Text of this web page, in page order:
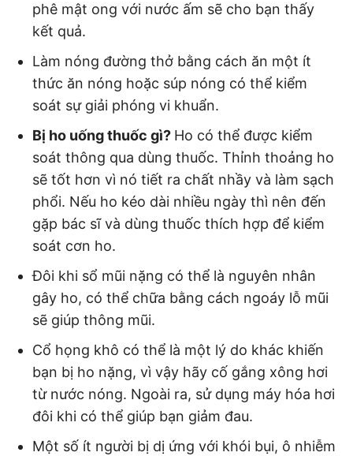
phê mật ong với nước ấm sẽ cho bạn thấy
kết quả.
Làm nóng đường thở bằng cách ăn một ít
thức ăn nóng hoặc súp nóng có thể kiểm
soát sự giải phóng vi khuẩn.
Bị ho uống thuốc gì? Ho có thể được kiểm
soát thông qua dùng thuốc. Thỉnh thoảng ho
sẽ tốt hơn vì nó tiết ra chất nhầy và làm sạch
phổi. Nếu ho kéo dài nhiều ngày thì nên đến
gặp bác sĩ và dùng thuốc thích hợp để kiểm
soát cơn ho.
Đôi khi sổ mũi nặng có thể là nguyên nhân
gây ho, có thể chữa bằng cách ngoáy lỗ mũi
sẽ giúp thông mũi.
Cổ họng khô có thể là một lý do khác khiến
bạn bị ho nặng, vì vậy hãy cố gắng xông hơi
từ nước nóng. Ngoài ra, sử dụng máy hóa hơi
đôi khi có thể giúp bạn giảm đau.
Một số ít người bị dị ứng với khói bụi, ô nhiễm